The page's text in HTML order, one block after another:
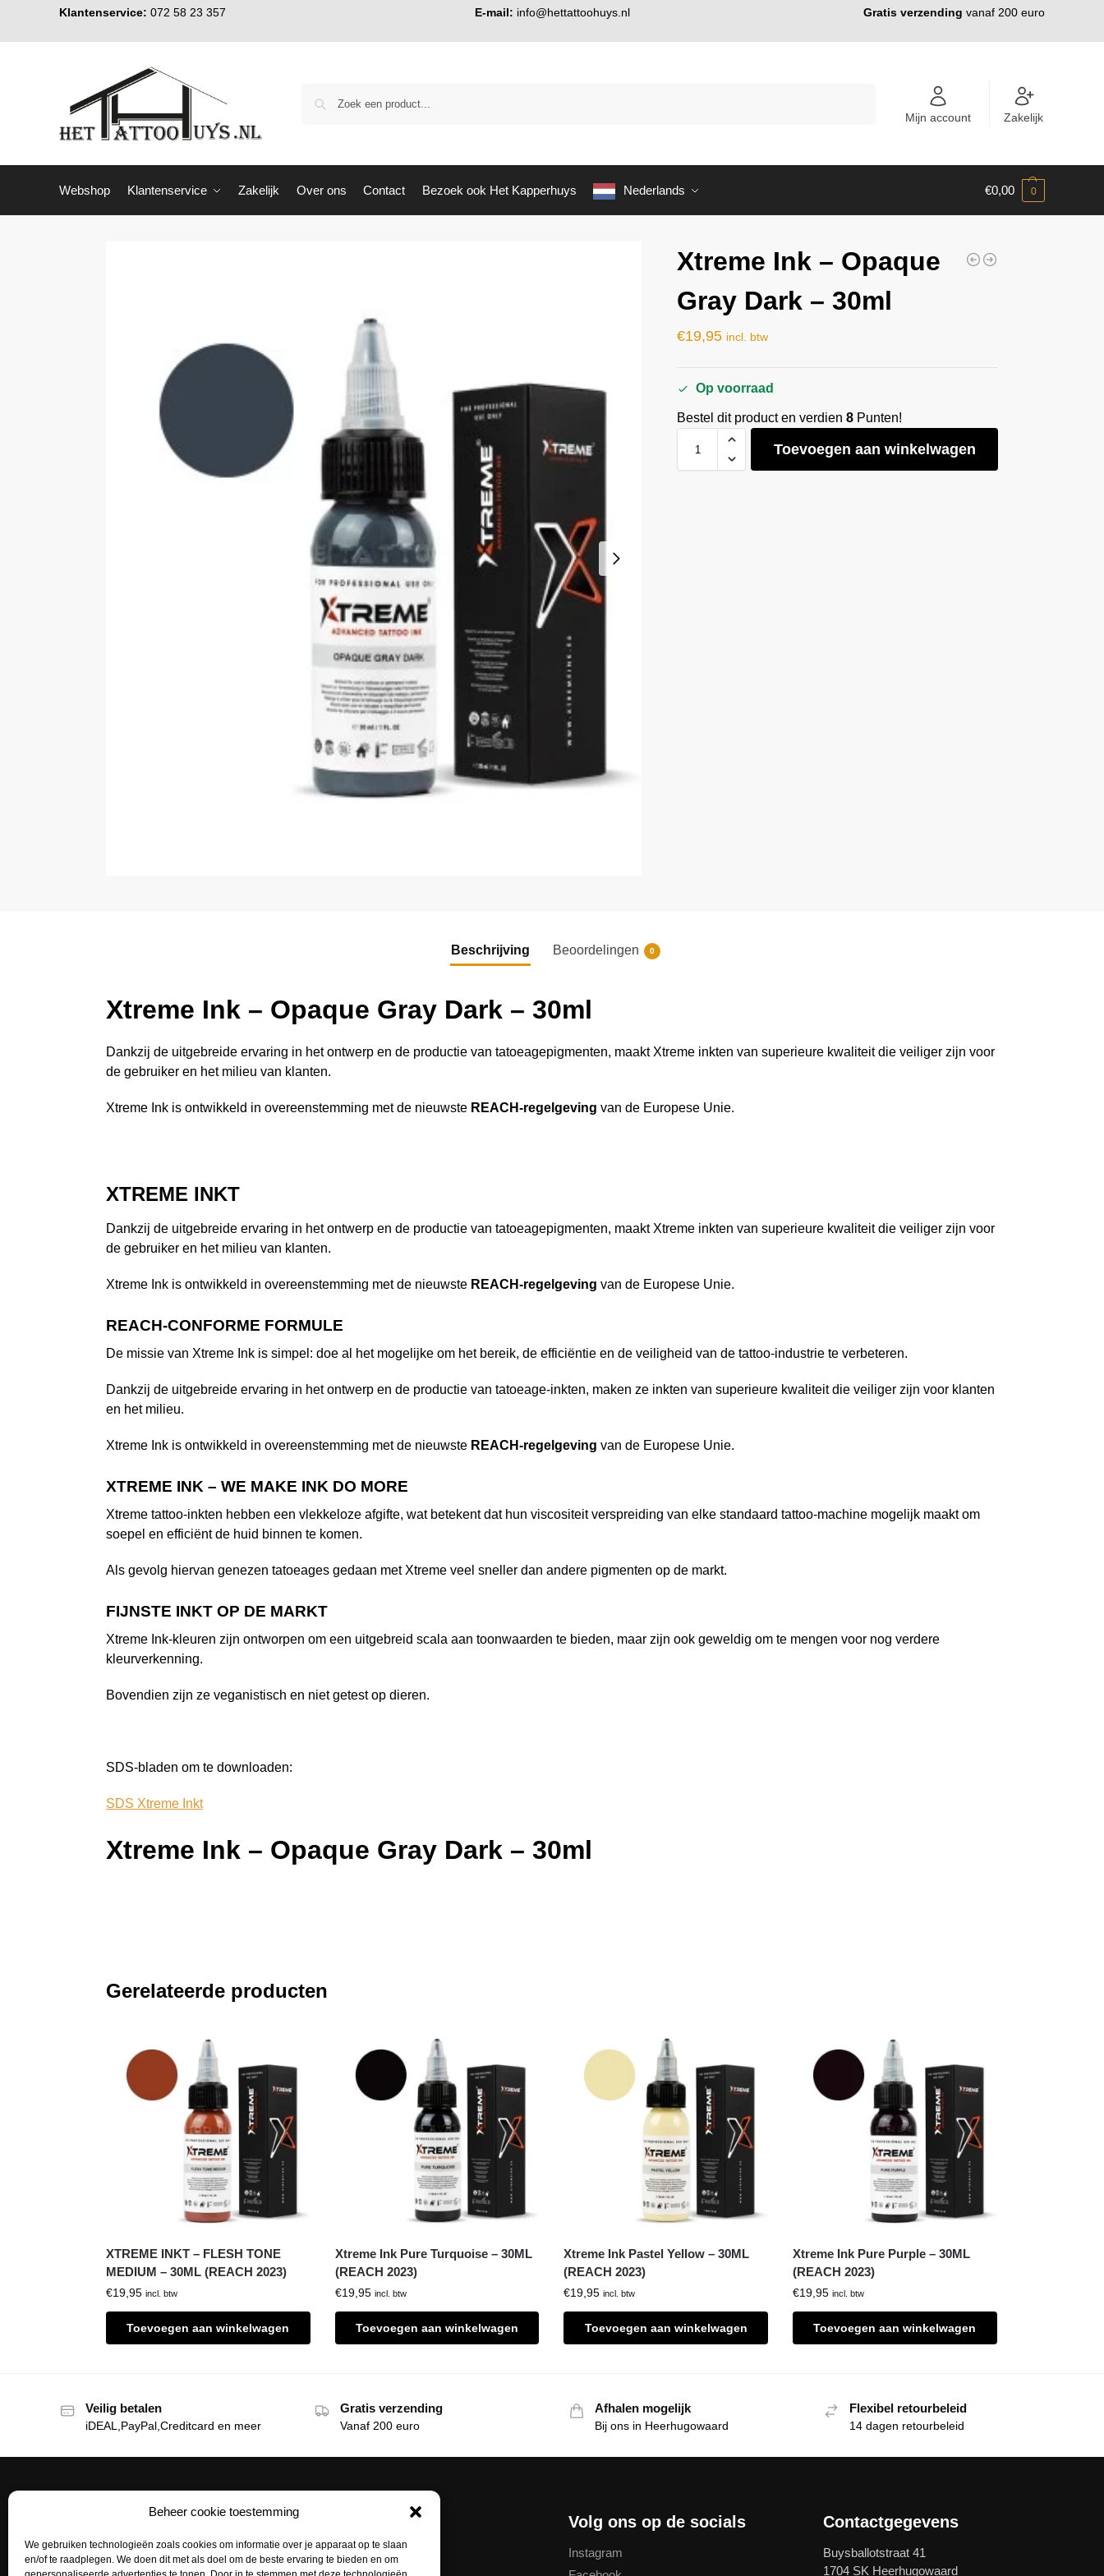
Beheer cookie toestemming
We gebruiken technologieën zoals cookies om informatie over je apparaat op te slaan
en/of te raadplegen. We doen dit met als doel om de beste ervaring te bieden en om
Klantenservice: 072 58 23 357 E-mail: info@hettattoohuys.nl Gratis verzending vanaf 200 euro
Mijn account Zakelijk
Webshop Klantenservice Zakelijk Over ons Contact Bezoek ook Het Kapperhuys Nederlands €0,00 0
Xtreme Ink – Opaque
Gray Dark – 30ml
€19,95 incl. btw
Op voorraad
Bestel dit product en verdien8 Punten!
Toevoegen aan winkelwagen
Beschrijving Beoordelingen 0
Xtreme Ink – Opaque Gray Dark – 30ml
Dankzij de uitgebreide ervaring in het ontwerp en de productie van tatoeagepigmenten, maakt Xtreme inkten van superieure kwaliteit die veiliger zijn voor
de gebruiker en het milieu van klanten.
Xtreme Ink is ontwikkeld in overeenstemming met de nieuwste REACH-regelgeving van de Europese Unie.
XTREME INKT
Dankzij de uitgebreide ervaring in het ontwerp en de productie van tatoeagepigmenten, maakt Xtreme inkten van superieure kwaliteit die veiliger zijn voor
de gebruiker en het milieu van klanten.
Xtreme Ink is ontwikkeld in overeenstemming met de nieuwste REACH-regelgeving van de Europese Unie.
REACH-CONFORME FORMULE
De missie van Xtreme Ink is simpel: doe al het mogelijke om het bereik, de efficiëntie en de veiligheid van de tattoo-industrie te verbeteren.
Dankzij de uitgebreide ervaring in het ontwerp en de productie van tatoeage-inkten, maken ze inkten van superieure kwaliteit die veiliger zijn voor klanten
en het milieu.
Xtreme Ink is ontwikkeld in overeenstemming met de nieuwste REACH-regelgeving van de Europese Unie.
XTREME INK – WE MAKE INK DO MORE
Xtreme tattoo-inkten hebben een vlekkeloze afgifte, wat betekent dat hun viscositeit verspreiding van elke standaard tattoo-machine mogelijk maakt om
soepel en efficiënt de huid binnen te komen.
Als gevolg hiervan genezen tatoeages gedaan met Xtreme veel sneller dan andere pigmenten op de markt.
FIJNSTE INKT OP DE MARKT
Xtreme Ink-kleuren zijn ontworpen om een uitgebreid scala aan toonwaarden te bieden, maar zijn ook geweldig om te mengen voor nog verdere
kleurverkenning.
Bovendien zijn ze veganistisch en niet getest op dieren.
SDS-bladen om te downloaden:
SDS Xtreme Inkt
Xtreme Ink – Opaque Gray Dark – 30ml
Gerelateerde producten
XTREME INKT – FLESH TONE
MEDIUM – 30ML (REACH 2023)
€19,95 incl. btw
Toevoegen aan winkelwagen
Xtreme Ink Pure Turquoise – 30ML
(REACH 2023)
€19,95 incl. btw
Toevoegen aan winkelwagen
Xtreme Ink Pastel Yellow – 30ML
(REACH 2023)
€19,95 incl. btw
Toevoegen aan winkelwagen
Xtreme Ink Pure Purple – 30ML
(REACH 2023)
€19,95 incl. btw
Toevoegen aan winkelwagen
Veilig betalen
iDEAL,PayPal,Creditcard en meer
Gratis verzending
Vanaf 200 euro
Afhalen mogelijk
Bij ons in Heerhugowaard
Flexibel retourbeleid
14 dagen retourbeleid
Het Tattoohuys
Een complete inrichting voor je
tattoostudio uitzoeken of het aanvullen
Klantenservice
Bestellen
Volg ons op de socials
Instagram
Contactgegevens
Buysballotstraat 41
1704 SK Heerhugowaard